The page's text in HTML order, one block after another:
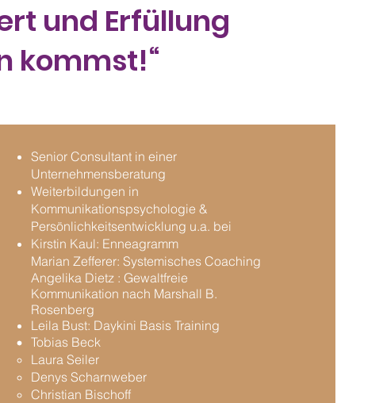
und Erfüllung
kommst!“
Senior Consultant in einer
Unternehmensberatung
Weiterbildungen in
Kommunikationspsychologie &
Persönlichkeitsentwicklung u.a. bei
Kirstin Kaul: Enneagramm
Marian Zefferer: Systemisches Coaching
Angelika Dietz: Gewaltfreie
Kommunikation nach Marshall B.
Rosenberg
Leila Bust: Daykini Basis Training
Tobias Beck
Laura Seiler
Denys Scharnweber
Christian Bischoff